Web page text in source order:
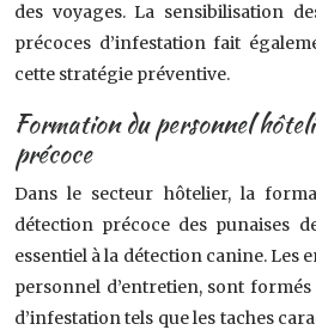
des voyages. La sensibilisation
précoces d’infestation fait
cette stratégie préventive.
Formation du personnel
précoce
Dans le secteur hôtelier, la
détection précoce des punaises
essentiel à la détection canine. Les
personnel d’entretien, sont
d’infestation tels que les taches